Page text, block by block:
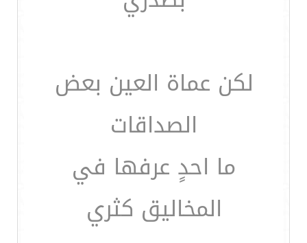
لكن عماة العين بعض
الصداقات
ما احدٍ عرفها في
المخاليق كثري